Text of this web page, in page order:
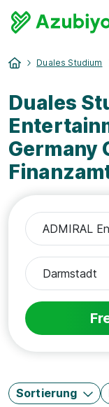
Duales Studium
Duales
Germany
Sortierung